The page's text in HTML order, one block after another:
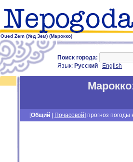
Oued Zem (Уед Зем) (Марокко)
Поиск города:
Язык: Русский English
Марокко
[Общий Почасовой] прогноз погоды